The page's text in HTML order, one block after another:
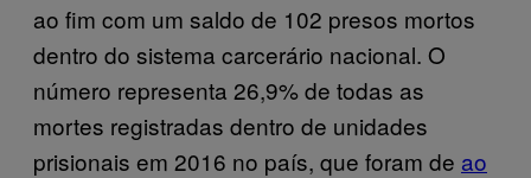
ao fim com um saldo de 102 presos mortos
dentro do sistema carcerário nacional. O
número representa 26,9% de todas as
mortes registradas dentro de unidades
prisionais em 2016 no país, que foram de ao